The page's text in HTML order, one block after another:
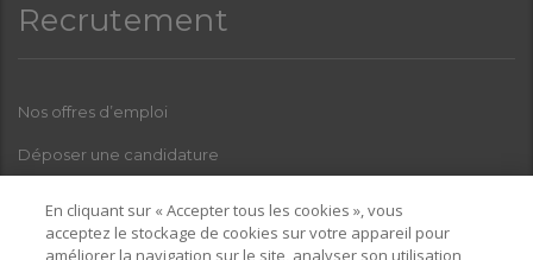
Recrutement
Nos offres d’emploi
Déposer une candidature
En cliquant sur « Accepter tous les cookies », vous
acceptez le stockage de cookies sur votre appareil pour
améliorer la navigation sur le site, analyser son utilisation